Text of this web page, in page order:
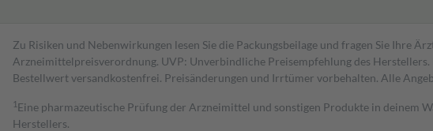
Zu Risiken und Nebenwirkungen lesen Sie die Packungsbeilage und fragen Sie Ihre
Arzneimittelpreisverordnung. UVP: Unverbindliche Preisempfehlung des Herstellers.
Bestell­wert versand­kosten­frei. Preisänderungen und Irrtümer vorbehalten. Alle
1 Eine pharmazeutische Prüfung der Arzneimittel und sonstigen Produkte in deinem
Herstellers.